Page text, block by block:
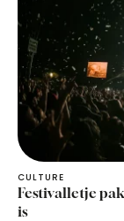
CULTURE
Festivalletje
is